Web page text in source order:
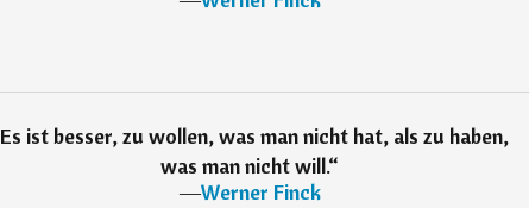
Es ist besser, zu wollen, was man nicht hat, als zu haben,
was man nicht will.“
―Werner Finck